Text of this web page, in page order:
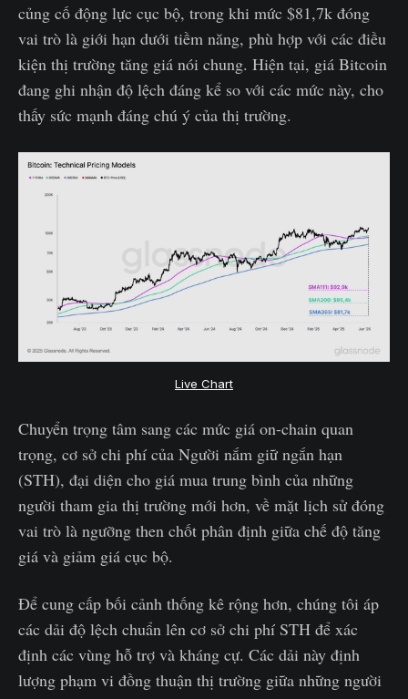
củng cố động lực cục bộ, trong khi mức $81,7k đóng
vai trò là giới hạn dưới tiềm năng, phù hợp với các điều
kiện thị trường tăng giá nói chung. Hiện tại, giá Bitcoin
đang ghi nhận độ lệch đáng kể so với các mức này, cho
thấy sức mạnh đáng chú ý của thị trường.
Live Chart
Chuyển trọng tâm sang các mức giá on-chain quan
trọng, cơ sở chi phí của Người nắm giữ ngắn hạn
(STH), đại diện cho giá mua trung bình của những
người tham gia thị trường mới hơn, về mặt lịch sử đóng
vai trò là ngưỡng then chốt phân định giữa chế độ tăng
giá và giảm giá cục bộ.
Để cung cấp bối cảnh thống kê rộng hơn, chúng tôi áp
các dải độ lệch chuẩn lên cơ sở chi phí STH để xác
định các vùng hỗ trợ và kháng cự. Các dải này định
lượng phạm vi đồng thuận thị trường giữa những người